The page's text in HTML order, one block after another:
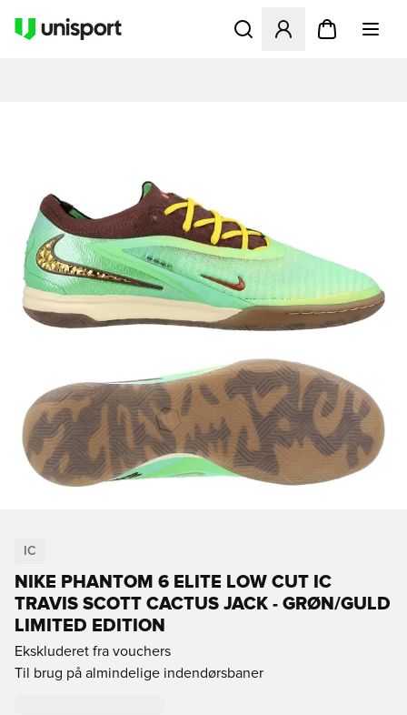
Åbner en Modal til at
IC
NIKE PHANTOM 6 ELITE LOW CUT IC
TRAVIS SCOTT CACTUS JACK - GRØN/GULD
LIMITED EDITION
Ekskluderet fra vouchers
Til brug på almindelige indendørsbaner